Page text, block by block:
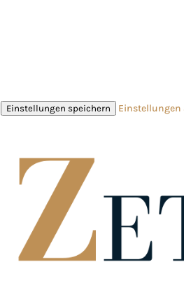
Einstellungen speichern
Einstellungen